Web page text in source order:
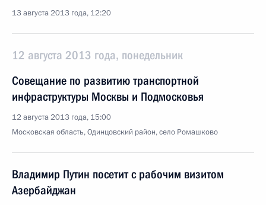
13 августа 2013 года, 12:20
12 августа 2013 года, понедельник
Совещание по развитию транспортной
инфраструктуры Москвы и Подмосковья
12 августа 2013 года, 15:00
Московская область, Одинцовский район, село Ромашково
Владимир Путин посетит с рабочим визитом
Азербайджан